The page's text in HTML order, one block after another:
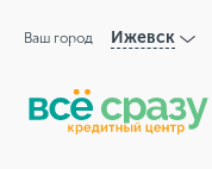
Ваш город Ижевск